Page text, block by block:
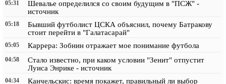
05:31
Шевалье определился со своим будущим в "ПСЖ" -
источник
05:18
Бывший футболист ЦСКА объяснил, почему Батракову
стоит перейти в "Галатасарай"
05:05 Каррера: Зобнин отражает мое понимание футбола
04:58
Стало известно, при каком условии "Зенит" отпустит
Луиса Энрике - источник
04:34
Канчельскис: время покажет, правильный ли выбор